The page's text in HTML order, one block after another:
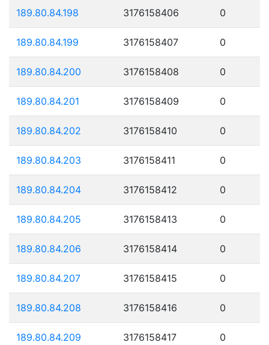
189.80.84.198 3176158406 0
189.80.84.199 3176158407 0
189.80.84.200 3176158408 0
189.80.84.201 3176158409 0
189.80.84.202 3176158410 0
189.80.84.203 3176158411 0
189.80.84.204 3176158412 0
189.80.84.205 3176158413 0
189.80.84.206 3176158414 0
189.80.84.207 3176158415 0
189.80.84.208 3176158416 0
189.80.84.209 3176158417 0